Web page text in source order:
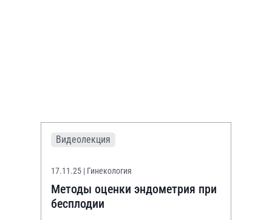
Видеолекция
17.11.25 | Гинекология
Методы оценки эндометрия при
бесплодии